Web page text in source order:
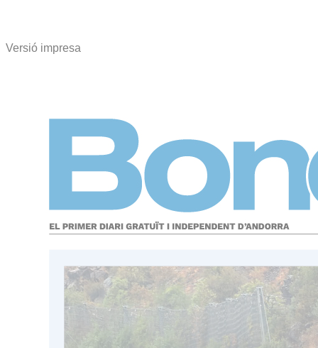
Versió impresa